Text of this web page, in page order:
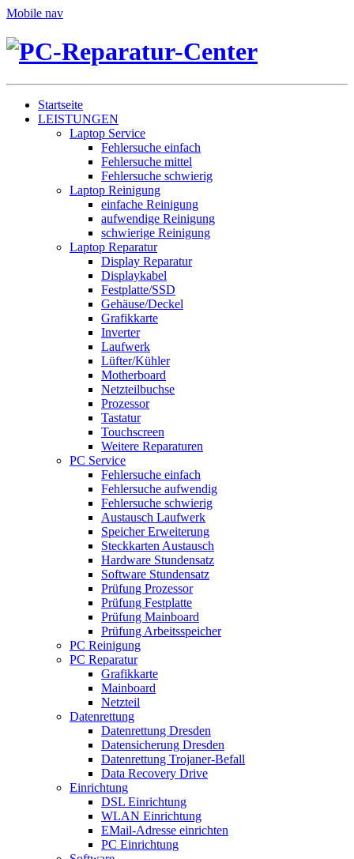
Mobile nav
Startseite
LEISTUNGEN
Laptop Service
Fehlersuche einfach
Fehlersuche mittel
Fehlersuche schwierig
Laptop Reinigung
einfache Reinigung
aufwendige Reinigung
schwierige Reinigung
Laptop Reparatur
Display Reparatur
Displaykabel
Festplatte/SSD
Gehäuse/Deckel
Grafikkarte
Inverter
Laufwerk
Lüfter/Kühler
Motherboard
Netzteilbuchse
Prozessor
Tastatur
Touchscreen
Weitere Reparaturen
PC Service
Fehlersuche einfach
Fehlersuche aufwendig
Fehlersuche schwierig
Austausch Laufwerk
Speicher Erweiterung
Steckkarten Austausch
Hardware Stundensatz
Software Stundensatz
Prüfung Prozessor
Prüfung Festplatte
Prüfung Mainboard
Prüfung Arbeitsspeicher
PC Reinigung
PC Reparatur
Grafikkarte
Mainboard
Netzteil
Datenrettung
Datenrettung Dresden
Datensicherung Dresden
Datenrettung Trojaner-Befall
Data Recovery Drive
Einrichtung
DSL Einrichtung
WLAN Einrichtung
EMail-Adresse einrichten
PC Einrichtung